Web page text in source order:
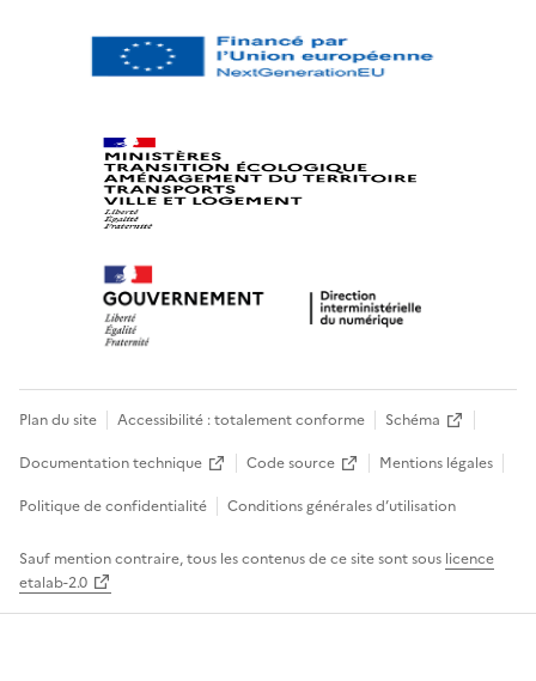
Plan du site Accessibilité : totalement conforme
Schéma
Documentation technique
Code source
Mentions légales
Politique de confidentialité
Conditions générales d’utilisation
Sauf mention contraire, tous les contenus de ce site sont sous licence
etalab-2.0